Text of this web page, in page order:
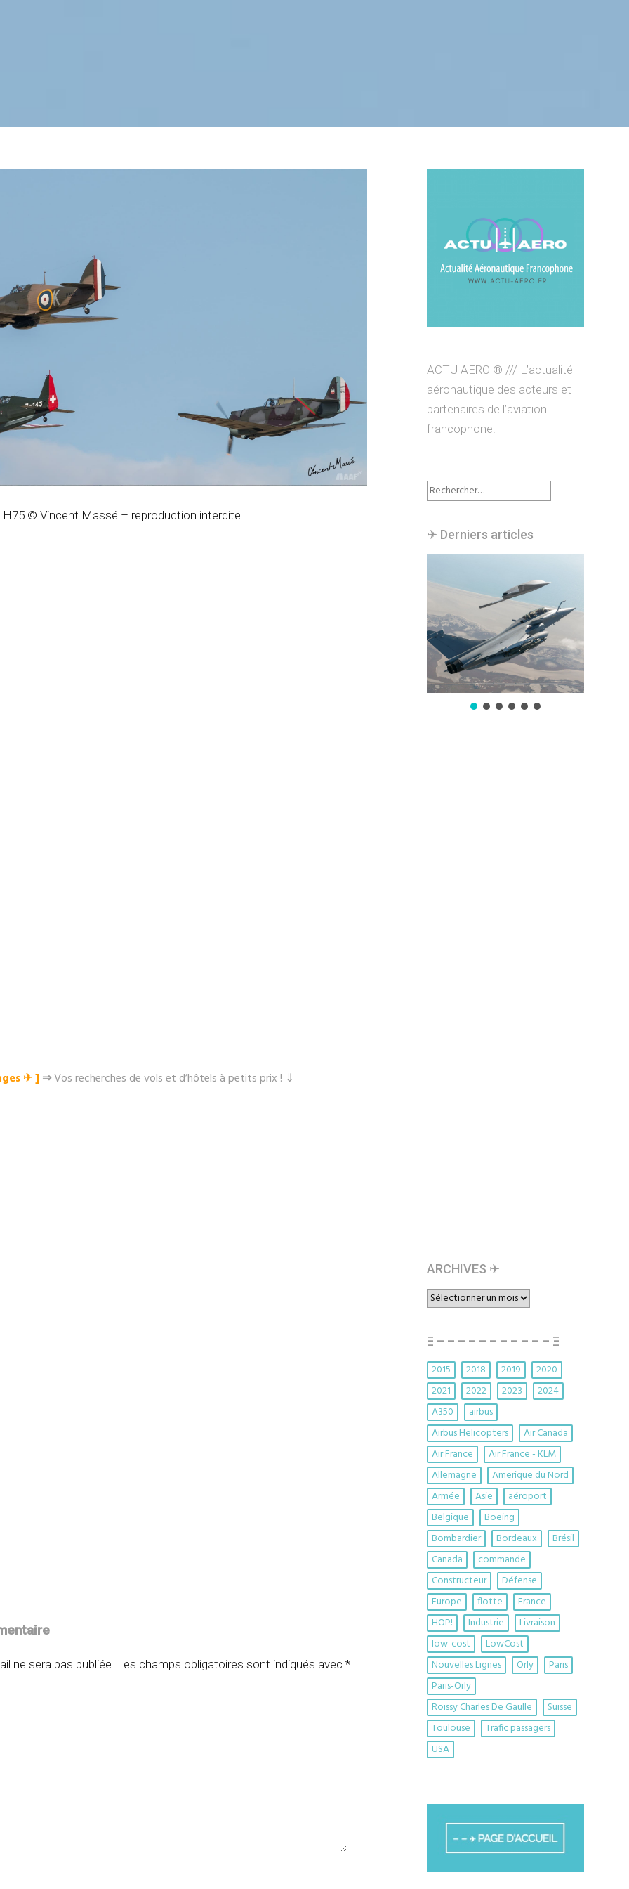
© Vincent Massé – reproduction interdite
✈︎ ]⇒Vos recherches de vols et d’hôtels à petits prix ! ⇓
ne sera pas publiée. Les champs obligatoires sont indiqués avec *
ACTU AERO ® /// L’actualité
aéronautique des acteurs et
partenaires de l’aviation
francophone.
Rechercher :
✈︎ Derniers articles
ARCHIVES ✈︎
ARCHIVES
✈︎
Ξ – – – – – – – – – – – Ξ
2015 2018 2019
2020
2021
2022 2023
2024
A350
airbus
Airbus Helicopters
Air Canada
Air France
Air France - KLM
Allemagne
Amerique du Nord
Armée
Asie
aéroport
Belgique
Boeing
Bombardier
Bordeaux
Brésil
Canada
commande
Constructeur
Défense
Europe
flotte
France
HOP!
Industrie
Livraison
low-cost
LowCost
Nouvelles Lignes
Orly
Paris
Paris-Orly
Roissy Charles De Gaulle
Suisse
Toulouse
Trafic passagers
USA